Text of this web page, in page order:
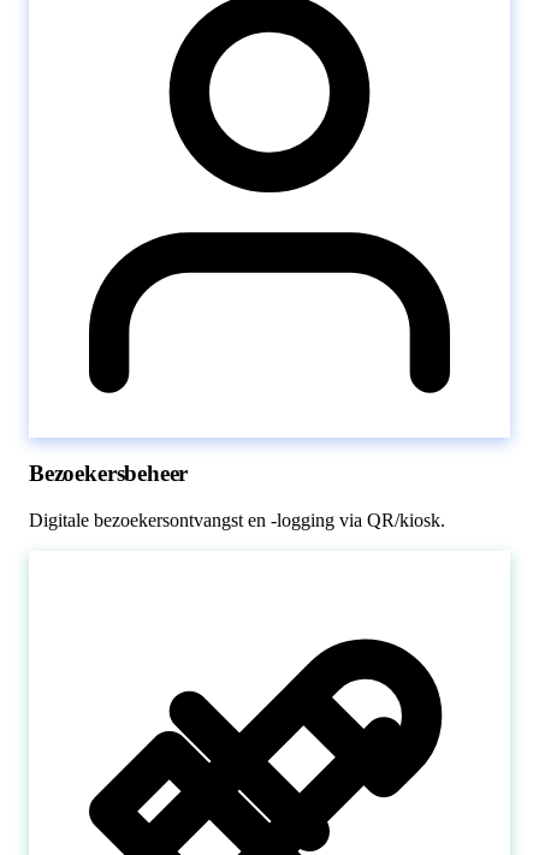
Bezoekersbeheer
Digitale bezoekersontvangst en -logging via QR/kiosk.